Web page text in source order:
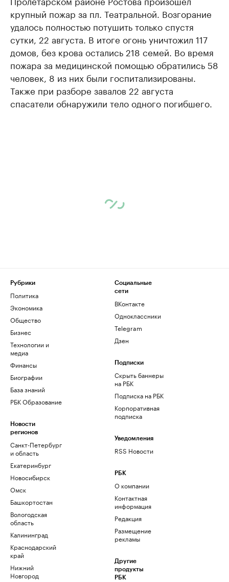
крупный пожар за пл. Театральной. Возгорание
удалось полностью потушить только спустя
сутки, 22 августа. В итоге огонь уничтожил 117
домов, без крова остались 218 семей. Во время
пожара за медицинской помощью обратились 58
человек, 8 из них были госпитализированы.
Также при разборе завалов 22 августа
спасатели обнаружили тело одного погибшего.
Рубрики
Политика
Экономика
Общество
Бизнес
Технологии и
медиа
Финансы
Биографии
База знаний
РБК Образование
Новости
регионов
Санкт-Петербург
и область
Екатеринбург
Новосибирск
Омск
Башкортостан
Вологодская
область
Калининград
Краснодарский
край
Нижний
Новгород
Социальные
сети
ВКонтакте
Одноклассники
Telegram
Дзен
Подписки
Скрыть баннеры
на РБК
Подписка на РБК
Корпоративная
подписка
Уведомления
RSS Новости
РБК
О компании
Контактная
информация
Редакция
Размещение
рекламы
Другие
продукты
РБК